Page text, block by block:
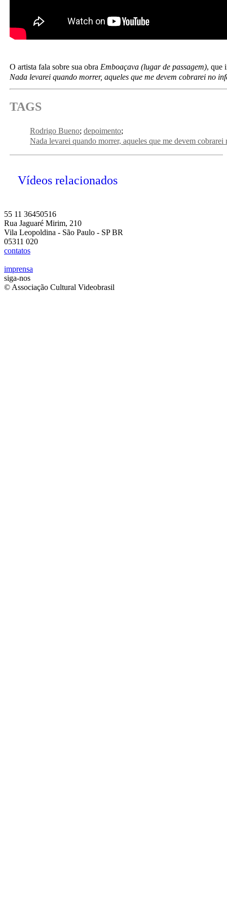
O artista fala sobre sua obra Emboaçava (lugar de passagem), que
Nada levarei quando morrer, aqueles que me devem cobrarei no
TAGS
Rodrigo Bueno depoimento
Nada levarei quando morrer, aqueles que me devem cobrarei
Vídeos relacionados
55 11 36450516
Rua Jaguaré Mirim, 210
Vila Leopoldina - São Paulo - SP BR
05311 020
contatos
imprensa
siga-nos
© Associação Cultural Videobrasil